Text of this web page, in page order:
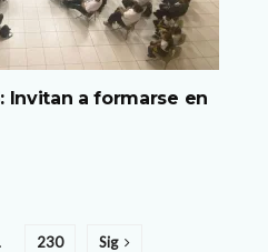
Invitan a formarse en
230 Sig